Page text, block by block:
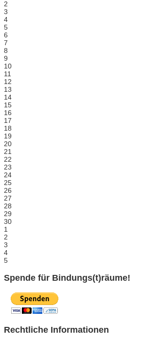
2
3
4
5
6
7
8
9
10
11
12
13
14
15
16
17
18
19
20
21
22
23
24
25
26
27
28
29
30
1
2
3
4
5
Spende für Bindungs(t)räume!
Rechtliche Informationen